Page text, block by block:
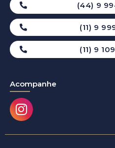
(44) 9
(11) 9
(11) 9
Acompanhe